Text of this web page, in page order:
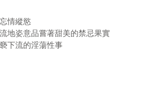
情縱慾
地姿意品嘗著甜美的禁忌果實
下流的淫蕩性事